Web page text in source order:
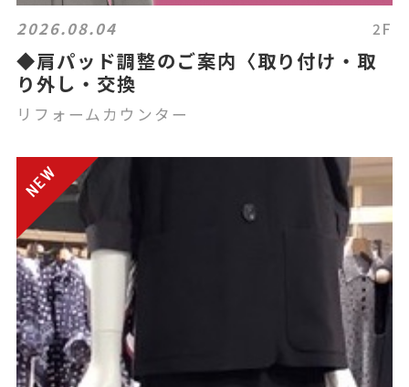
2026.08.04 2F
◆肩パッド調整のご案内〈取り付け・取
り外し・交換
リフォームカウンター